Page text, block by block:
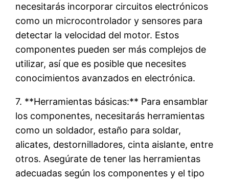
necesitarás incorporar circuitos electrónicos
como un microcontrolador y sensores para
detectar la velocidad del motor. Estos
componentes pueden ser más complejos de
utilizar, así que es posible que necesites
conocimientos avanzados en electrónica.
7. **Herramientas básicas:** Para ensamblar
los componentes, necesitarás herramientas
como un soldador, estaño para soldar,
alicates, destornilladores, cinta aislante, entre
otros. Asegúrate de tener las herramientas
adecuadas según los componentes y el tipo